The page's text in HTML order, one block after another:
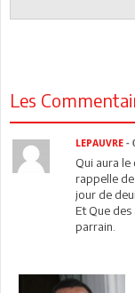
Les
LEPAUVRE -
Qui aura
rappelle de
jour de
Et Que
parrain.